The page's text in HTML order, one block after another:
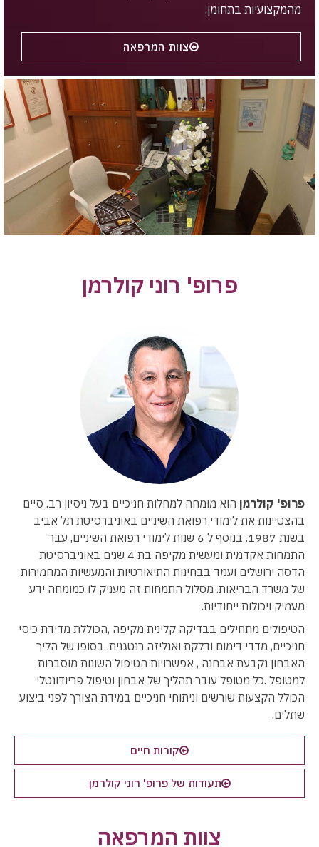
מהמקצועיות בתחומן.
צוות המרפאה
פרופ' רוני קולרמן
פרופ' קולרמן הוא מומחה למחלות חניכיים בעל ניסיון רב. סיים
בהצטיינות את לימודי רפואת השיניים באוניברסיטת תל אביב
בשנת 1987. בנוסף ל 6 שנות לימודי רפואת השיניים, עבר
התמחות אקדמית ומעשית מקיפה בת 4 שנים באוניברסיטת
הדסה ירושלים ועמד בבחינות התיאורטיות והמעשיות המחמירות
של משרד הבריאות. מסלול התמחות זה מעניק לו כמומחה ידע
מעמיק ויכולות ייחודיות.
הטיפולים מתחילים בבדיקה קלינית מקיפה ,הכוללת מדידת כיסי
חניכיים, מדדי דימום ודלקת ואנליזה רנטגנית. בסופו של הליך
האבחון נקבעת אבחנה , אפשרויות הטיפול השונות מוסברות
למטופל .כל מטופל עובר תהליך של אבחון וטיפול פריודונטלי
הכולל הקצעות שורשים וניתוחי חניכיים במידת הצורך לפני ביצוע
שתלים.
קורות חיים
תעודות של פרופ' רוני קולרמן
צוות המרפאה